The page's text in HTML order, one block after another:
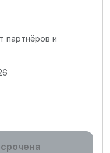
партнёров и